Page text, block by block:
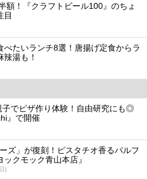
額！『クラフトビール100』のちょ
目
べたいランチ8選！唐揚げ定食からラ
湯も！
でピザ作り体験！自由研究にも◎
』で開催
ズ」が復刻！ピスタチオ香るパルフ
クモック青山本店』
)